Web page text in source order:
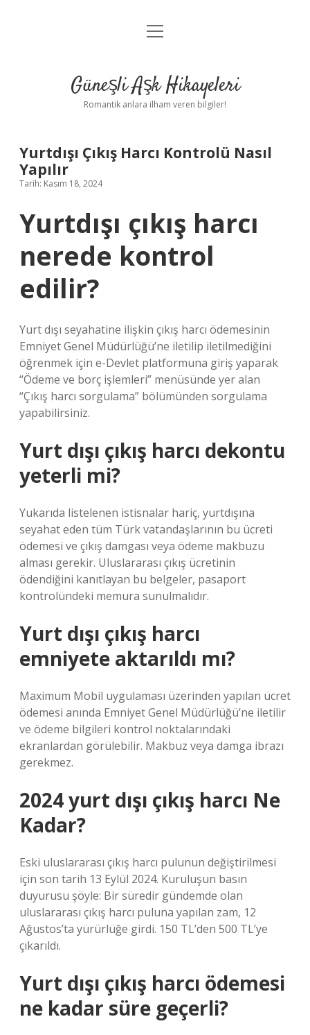
Anasayfa
Yasal Uyarı
menüyü
Güneşli Aşk Hikayeleri
Romantik anlara ilham veren bilgiler!
Yurtdışı Çıkış Harcı Kontrolü Nasıl
Yapılır
Tarih: Kasım 18, 2024
Yurtdışı çıkış harcı
nerede kontrol
edilir?
Yurt dışı seyahatine ilişkin çıkış harcı ödemesinin
Emniyet Genel Müdürlüğü’ne iletilip iletilmediğini
öğrenmek için e-Devlet platformuna giriş yaparak
“Ödeme ve borç işlemleri” menüsünde yer alan
“Çıkış harcı sorgulama” bölümünden sorgulama
yapabilirsiniz.
Yurt dışı çıkış harcı dekontu
yeterli mi?
Yukarıda listelenen istisnalar hariç, yurtdışına
seyahat eden tüm Türk vatandaşlarının bu ücreti
ödemesi ve çıkış damgası veya ödeme makbuzu
alması gerekir. Uluslararası çıkış ücretinin
ödendiğini kanıtlayan bu belgeler, pasaport
kontrolündeki memura sunulmalıdır.
Yurt dışı çıkış harcı
emniyete aktarıldı mı?
Maximum Mobil uygulaması üzerinden yapılan ücret
ödemesi anında Emniyet Genel Müdürlüğü’ne iletilir
ve ödeme bilgileri kontrol noktalarındaki
ekranlardan görülebilir. Makbuz veya damga ibrazı
gerekmez.
2024 yurt dışı çıkış harcı Ne
Kadar?
Eski uluslararası çıkış harcı pulunun değiştirilmesi
için son tarih 13 Eylül 2024. Kuruluşun basın
duyurusu şöyle: Bir süredir gündemde olan
uluslararası çıkış harcı puluna yapılan zam, 12
Ağustos’ta yürürlüğe girdi. 150 TL’den 500 TL’ye
çıkarıldı.
Yurt dışı çıkış harcı ödemesi
ne kadar süre geçerli?